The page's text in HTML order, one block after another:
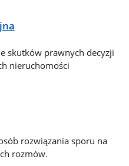
skutków prawnych decyzji
nieruchomości
rozwiązania sporu na
rozmów.